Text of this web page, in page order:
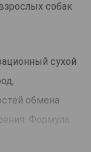
собак
сухой
обмена
Формула